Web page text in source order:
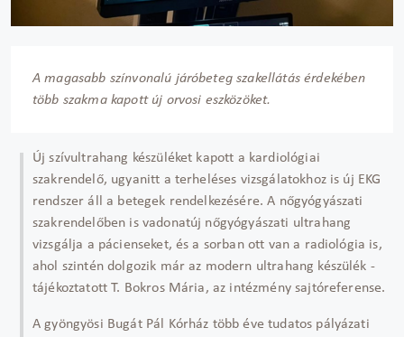
A magasabb színvonalú járóbeteg szakellátás érdekében
több szakma kapott új orvosi eszközöket.
Új szívultrahang készüléket kapott a kardiológiai
szakrendelő, ugyanitt a terheléses vizsgálatokhoz is új EKG
rendszer áll a betegek rendelkezésére. A nőgyógyászati
szakrendelőben is vadonatúj nőgyógyászati ultrahang
vizsgálja a pácienseket, és a sorban ott van a radiológia is,
ahol szintén dolgozik már az modern ultrahang készülék -
tájékoztatott T. Bokros Mária, az intézmény sajtóreferense.
A gyöngyösi Bugát Pál Kórház több éve tudatos pályázati